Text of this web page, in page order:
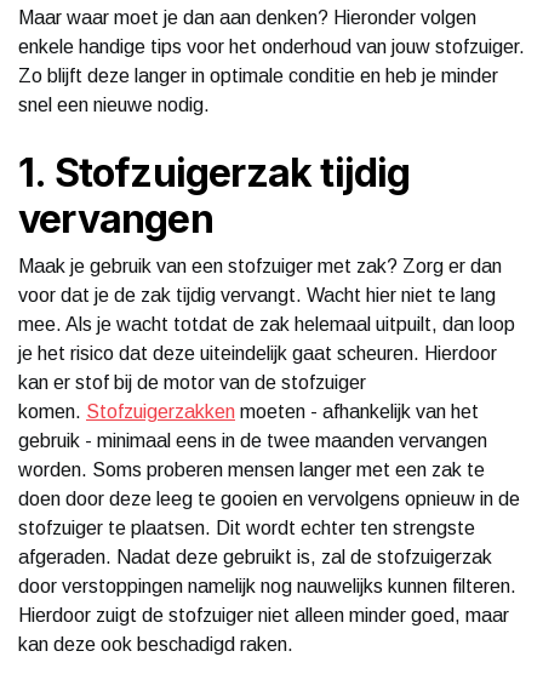
Maar waar moet je dan aan denken? Hieronder volgen
enkele handige tips voor het onderhoud van jouw stofzuiger.
Zo blijft deze langer in optimale conditie en heb je minder
snel een nieuwe nodig.
1. Stofzuigerzak tijdig
vervangen
Maak je gebruik van een stofzuiger met zak? Zorg er dan
voor dat je de zak tijdig vervangt. Wacht hier niet te lang
mee. Als je wacht totdat de zak helemaal uitpuilt, dan loop
je het risico dat deze uiteindelijk gaat scheuren. Hierdoor
kan er stof bij de motor van de stofzuiger
komen. Stofzuigerzakken moeten - afhankelijk van het
gebruik - minimaal eens in de twee maanden vervangen
worden. Soms proberen mensen langer met een zak te
doen door deze leeg te gooien en vervolgens opnieuw in de
stofzuiger te plaatsen. Dit wordt echter ten strengste
afgeraden. Nadat deze gebruikt is, zal de stofzuigerzak
door verstoppingen namelijk nog nauwelijks kunnen filteren.
Hierdoor zuigt de stofzuiger niet alleen minder goed, maar
kan deze ook beschadigd raken.